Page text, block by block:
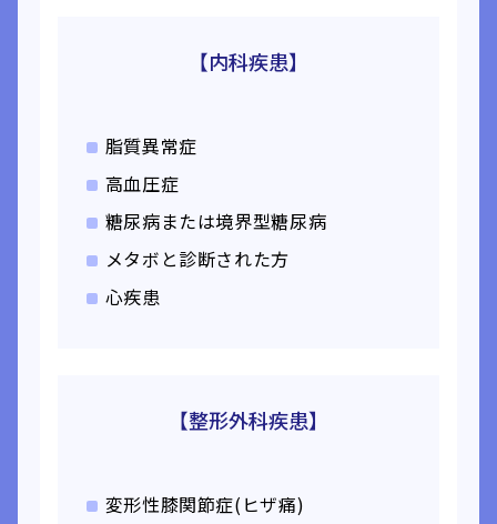
【内科疾患】
脂質異常症
高血圧症
糖尿病または境界型糖尿病
メタボと診断された方
心疾患
【整形外科疾患】
変形性膝関節症(ヒザ痛)